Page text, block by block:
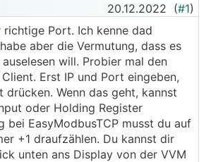
20.12.2022 (#1)
Port. Ich kenne dad
aber die Vermutung, dass es
will. Probier mal den
Erst IP und Port eingeben,
drücken. Wenn das geht, kannst
oder Holding Register
bei EasyModbusTCP musst du auf
+1 draufzählen. Du kannst dir
unten ans Display von der VVM